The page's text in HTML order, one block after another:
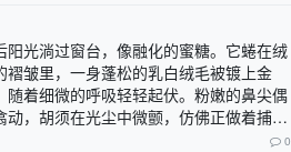
阳光淌过窗台，像融化的蜜糖。它蜷在绒
褶皱里，一身蓬松的乳白绒毛被镀上金
随着细微的呼吸轻轻起伏。粉嫩的鼻尖偶
动，胡须在光尘中微颤，仿佛正做着捕蝶
。它醒来时，世界便软了几分。跌跌撞
0